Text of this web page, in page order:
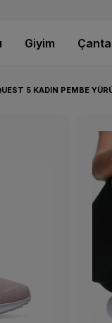
Giyim Çanta
5 KADIN PEMBE